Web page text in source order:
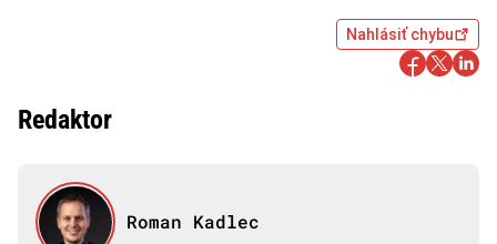
Nahlásiť chybu
Redaktor
Roman Kadlec